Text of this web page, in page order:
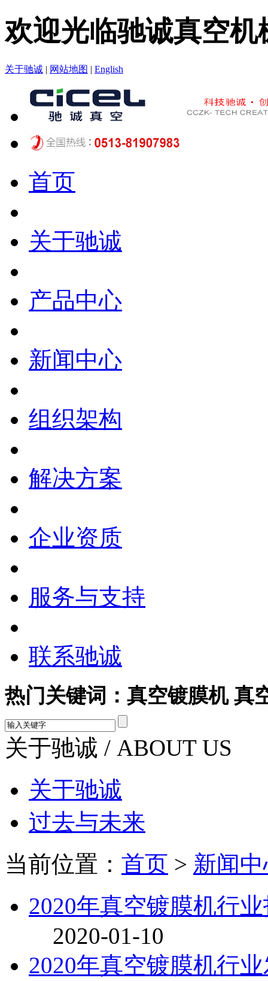
欢迎光临驰诚真空
关于驰诚 | 网站地图 | English
首页
关于驰诚
产品中心
新闻中心
组织架构
解决方案
企业资质
服务与支持
联系驰诚
热门关键词：真空镀膜机 真
关于驰诚 / ABOUT US
关于驰诚
过去与未来
当前位置： 首页 > 新闻
2020年真空镀膜机行
2020-01-10
2020年真空镀膜机行